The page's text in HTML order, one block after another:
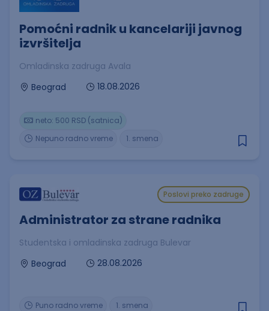
Pomoćni radnik u kancelariji javnog
izvršitelja
Omladinska zadruga Avala
Beograd
18.08.2026
1. smena
Nepuno radno vreme
neto: 500 RSD (satnica)
Poslovi preko zadruge
Administrator za strane radnika
Studentska i omladinska zadruga Bulevar
Beograd
28.08.2026
1. smena
Puno radno vreme